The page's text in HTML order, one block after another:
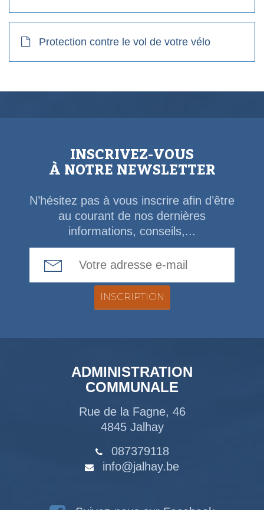
Protection contre le vol de votre vélo
INSCRIVEZ-VOUS
À NOTRE NEWSLETTER
N’hésitez pas à vous inscrire afin d’être
au courant de nos dernières
informations, conseils,...
ADMINISTRATION
COMMUNALE
Rue de la Fagne, 46
4845 Jalhay
087379118
info@jalhay.be